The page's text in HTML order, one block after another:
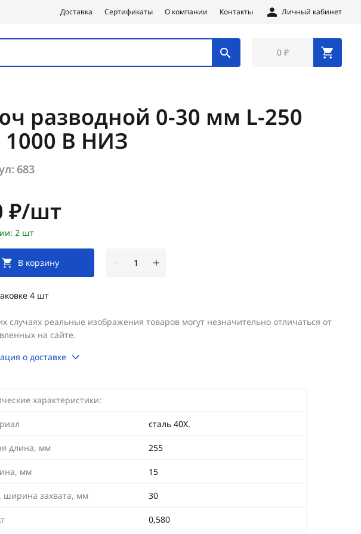
Доставка Сертификаты О компании Контакты Личный кабинет
0 ₽
разводной 0-30 мм L-250
В НИЗ
683
₽/шт
2 шт
В корзину
4 шт
случаях реальные изображения товаров могут незначительно отличаться от
на сайте.
о доставке
характеристики:
сталь 40Х.
длина, мм 255
мм 15
ширина захвата, мм 30
0,580